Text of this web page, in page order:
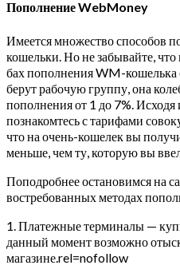
Пополнение WebMoney
Имеется множество способов
кошельки. Но не забывайте,
бах пополнения WM-кошелька
берут рабочую группу, она
пополнения от 1 до 7%. Исходя
познакомтесь с тарифами
что на очень-кошелек вы
меньше, чем ту, которую вы
Поподробнее остановимся на
востребованных методах
1. Платежные терминалы —
данный момент возможно
магазине.rel=nofollow